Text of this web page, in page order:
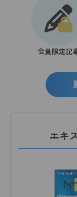
会員限定記
エキ